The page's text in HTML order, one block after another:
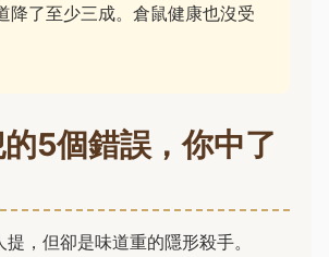
降了至少三成。倉鼠健康也沒受
5個錯誤，你中了
，但卻是味道重的隱形殺手。